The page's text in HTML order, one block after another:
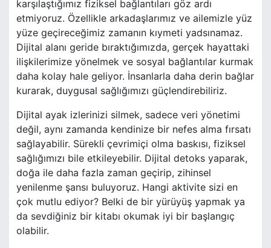
karşılaştığımız fiziksel bağlantıları göz ardı
etmiyoruz. Özellikle arkadaşlarımız ve ailemizle yüz
yüze geçireceğimiz zamanın kıymeti yadsınamaz.
Dijital alanı geride bıraktığımızda, gerçek hayattaki
ilişkilerimize yönelmek ve sosyal bağlantılar kurmak
daha kolay hale geliyor. İnsanlarla daha derin bağlar
kurarak, duygusal sağlığımızı güçlendirebiliriz.
Dijital ayak izlerinizi silmek, sadece veri yönetimi
değil, aynı zamanda kendinize bir nefes alma fırsatı
sağlayabilir. Sürekli çevrimiçi olma baskısı, fiziksel
sağlığımızı bile etkileyebilir. Dijital detoks yaparak,
doğa ile daha fazla zaman geçirip, zihinsel
yenilenme şansı buluyoruz. Hangi aktivite sizi en
çok mutlu ediyor? Belki de bir yürüyüş yapmak ya
da sevdiğiniz bir kitabı okumak iyi bir başlangıç
olabilir.